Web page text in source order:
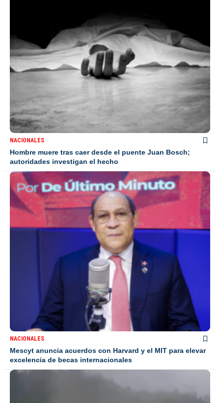
NACIONALES
Hombre muere tras caer desde el puente Juan Bosch;
autoridades investigan el hecho
NACIONALES
Mescyt anuncia acuerdos con Harvard y el MIT para elevar
excelencia de becas internacionales